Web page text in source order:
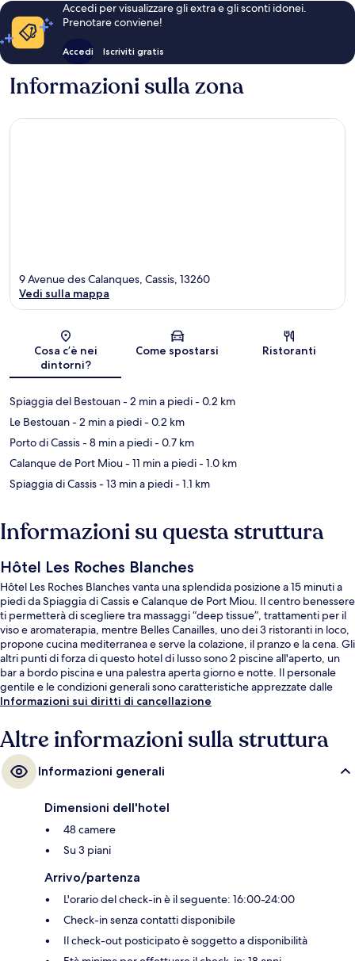
Accedi per visualizzare gli extra e gli sconti idonei.
Prenotare conviene!
Accedi Iscriviti gratis
Informazioni sulla zona
Mappa
9 Avenue des Calanques, Cassis, 13260
Vedi sulla mappa
Cosa c’è nei
dintorni?
Come spostarsi Ristoranti
Spiaggia del Bestouan- 2 min a piedi- 0.2 km
Le Bestouan- 2 min a piedi- 0.2 km
Porto di Cassis- 8 min a piedi- 0.7 km
Calanque de Port Miou- 11 min a piedi- 1.0 km
Spiaggia di Cassis- 13 min a piedi- 1.1 km
Informazioni su questa struttura
Hôtel Les Roches Blanches
Hôtel Les Roches Blanches vanta una splendida posizione a 15 minuti a
piedi da Spiaggia di Cassis e Calanque de Port Miou. Il centro benessere
ti permetterà di scegliere tra massaggi “deep tissue”, trattamenti per il
viso e aromaterapia, mentre Belles Canailles, uno dei 3 ristoranti in loco,
propone cucina mediterranea e serve la colazione, il pranzo e la cena. Gli
altri punti di forza di questo hotel di lusso sono 2 piscine all'aperto, un
bar a bordo piscina e una palestra aperta giorno e notte. Il personale
gentile e le condizioni generali sono caratteristiche apprezzate dalle
recensioni degli ospiti.
Informazioni sui diritti di cancellazione
Altre informazioni sulla struttura
Informazioni generali
Dimensioni dell'hotel
48 camere
Su 3 piani
Arrivo/partenza
L'orario del check-in è il seguente: 16:00-24:00
Check-in senza contatti disponibile
Il check-out posticipato è soggetto a disponibilità